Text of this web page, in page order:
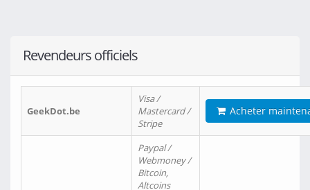
Revendeurs officiels
GeekDot.be
Visa /
Mastercard /
Stripe
Acheter
Paypal /
Webmoney /
Bitcoin,
Altcoins